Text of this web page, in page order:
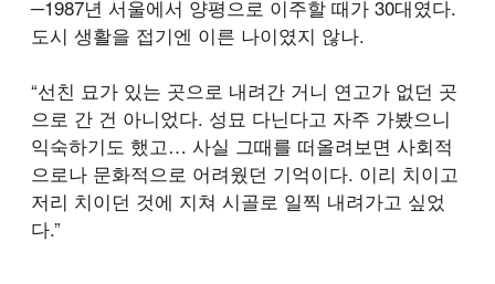
─1987년 서울에서 양평으로 이주할 때가 30대였다.
도시 생활을 접기엔 이른 나이였지 않나.
“선친 묘가 있는 곳으로 내려간 거니 연고가 없던 곳
으로 간 건 아니었다. 성묘 다닌다고 자주 가봤으니
익숙하기도 했고… 사실 그때를 떠올려보면 사회적
으로나 문화적으로 어려웠던 기억이다. 이리 치이고
저리 치이던 것에 지쳐 시골로 일찍 내려가고 싶었
다.”